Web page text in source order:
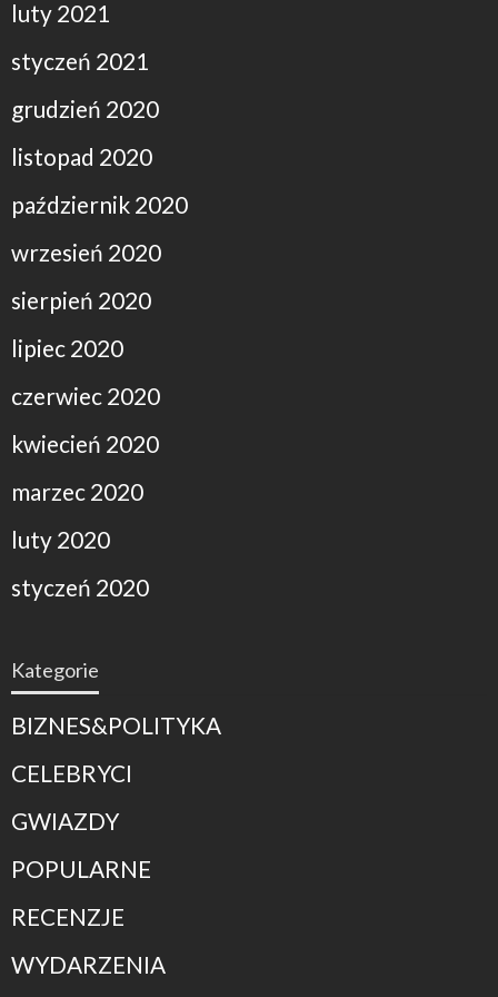
luty 2021
styczeń 2021
grudzień 2020
listopad 2020
październik 2020
wrzesień 2020
sierpień 2020
lipiec 2020
czerwiec 2020
kwiecień 2020
marzec 2020
luty 2020
styczeń 2020
Kategorie
BIZNES&POLITYKA
CELEBRYCI
GWIAZDY
POPULARNE
RECENZJE
WYDARZENIA